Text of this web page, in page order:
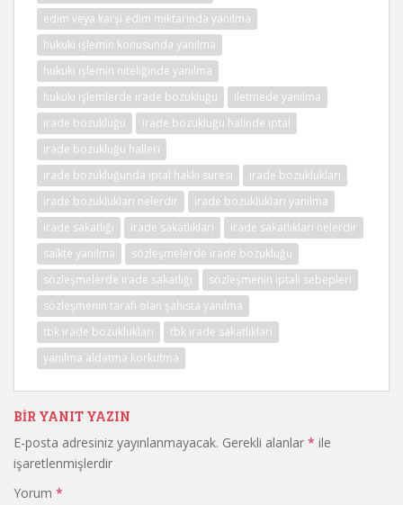
edim veya karşı edim miktarında yanılma
hukuki işlemin konusunda yanılma
hukuki işlemin niteliğinde yanılma
hukuki işlemlerde irade bozukluğu
iletmede yanılma
irade bozukluğu
irade bozukluğu halinde iptal
irade bozukluğu halleri
irade bozukluğunda iptal hakkı süresi
irade bozuklukları
irade bozuklukları nelerdir
irade bozuklukları yanılma
irade sakatlığı
irade sakatlıkları
irade sakatlıkları nelerdir
saikte yanılma
sözleşmelerde irade bozukluğu
sözleşmelerde irade sakatlığı
sözleşmenin iptali sebepleri
sözleşmenin tarafı olan şahısta yanılma
tbk irade bozuklukları
tbk irade sakatlıkları
yanılma aldatma korkutma
BIR YANIT YAZIN
E-posta adresiniz yayınlanmayacak. Gerekli alanlar * ile
işaretlenmişlerdir
Yorum *